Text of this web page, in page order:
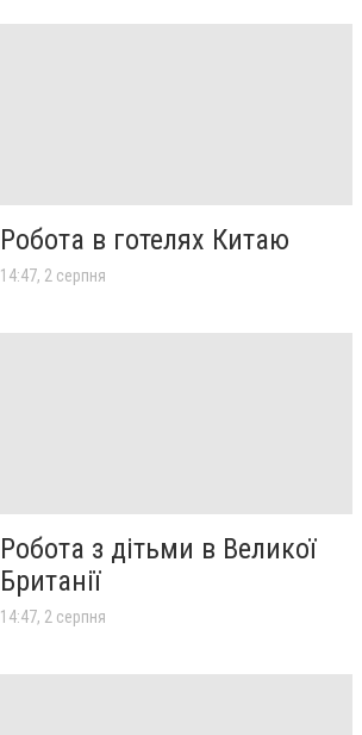
Робота в готелях Китаю
14:47, 2 серпня
Робота з дітьми в Великої
Британії
14:47, 2 серпня